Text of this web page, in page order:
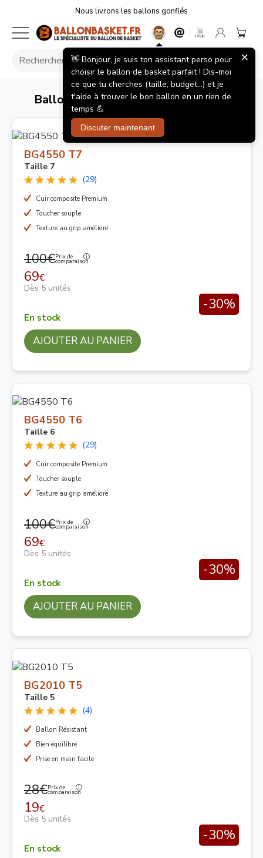
Nous livrons les ballons gonflés
Ballon de Basket : votre spécialiste
BG4550 T7
Taille 7
(29)
Cuir composite Premium
Toucher souple
Texture au grip amélioré
100€Prix de
comparaison
69€
Dès 5 unités
-30%
En stock
AJOUTER AU PANIER
BG4550 T6
Taille 6
(29)
Cuir composite Premium
Toucher souple
Texture au grip amélioré
100€Prix de
comparaison
69€
Dès 5 unités
-30%
En stock
AJOUTER AU PANIER
BG2010 T5
Taille 5
(4)
Ballon Résistant
Bien équilibré
Prise en main facile
28€Prix de
comparaison
19€
Dès 5 unités
-30%
En stock
👋 Bonjour, je suis ton assistant perso pour
choisir le ballon de basket parfait ! Dis-moi
ce que tu cherches (taille, budget...) et je
t'aide à trouver le bon ballon en un rien de
temps 💪
Discuter maintenant
×